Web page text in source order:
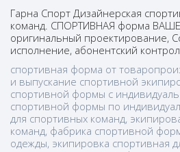
Гарна Спорт Дизайнерская
команд. СПОРТИВНАЯ форма
оригинальный проектирование,
исполнение, абонентский
спортивная форма от
и выпускание спортивной
спортивной формы с
спортивной формы по
для спортивных команд,
команд, фабрика спортивной
одежды, экипировка спортивная